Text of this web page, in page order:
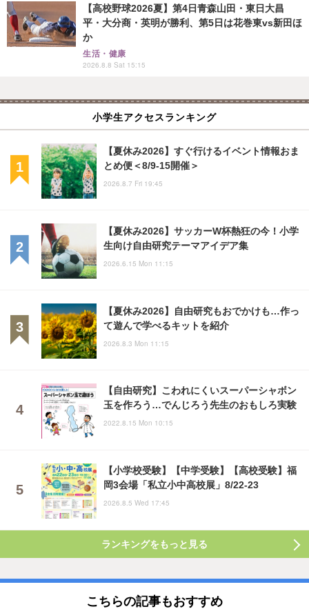
【高校野球2026夏】第4日青森山田・東日大昌
平・大分商・英明が勝利、第5日は花巻東vs新田ほ
か
生活・健康
2026.8.8 Sat 15:15
小学生アクセスランキング
【夏休み2026】すぐ行けるイベント情報おま
とめ便＜8/9-15開催＞
2026.8.7 Fri 19:45
【夏休み2026】サッカーW杯熱狂の今！小学
生向け自由研究テーマアイデア集
2026.6.15 Mon 11:15
【夏休み2026】自由研究もおでかけも…作っ
て遊んで学べるキットを紹介
2026.8.3 Mon 11:15
【自由研究】こわれにくいスーパーシャボン
玉を作ろう…でんじろう先生のおもしろ実験
2022.8.15 Mon 10:15
【小学校受験】【中学受験】【高校受験】福
岡3会場「私立小中高校展」8/22-23
2026.8.5 Wed 17:45
ランキングをもっと見る
こちらの記事もおすすめ